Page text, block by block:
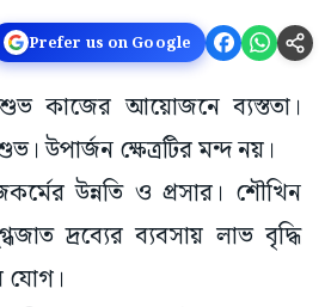
Prefer us on Google
কাজের আয়োজনে ব্যস্ততা।
উপার্জন ক্ষেত্রটির মন্দ নয়।
উন্নতি ও প্রসার। শৌখিন
দ্রব্যের ব্যবসায় লাভ বৃদ্ধি
যোগ।